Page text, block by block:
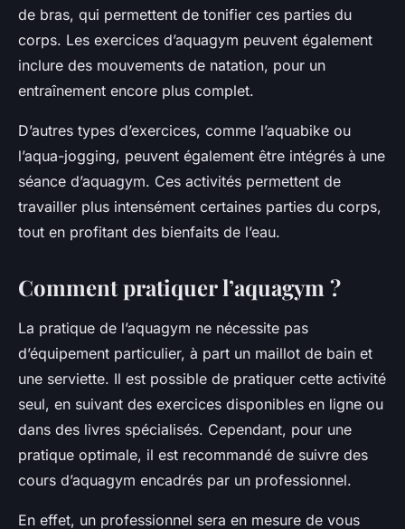
de bras, qui permettent de tonifier ces parties du
corps. Les exercices d’aquagym peuvent également
inclure des mouvements de natation, pour un
entraînement encore plus complet.
D’autres types d’exercices, comme l’aquabike ou
l’aqua-jogging, peuvent également être intégrés à une
séance d’aquagym. Ces activités permettent de
travailler plus intensément certaines parties du corps,
tout en profitant des bienfaits de l’eau.
Comment pratiquer l’aquagym ?
La pratique de l’aquagym ne nécessite pas
d’équipement particulier, à part un maillot de bain et
une serviette. Il est possible de pratiquer cette activité
seul, en suivant des exercices disponibles en ligne ou
dans des livres spécialisés. Cependant, pour une
pratique optimale, il est recommandé de suivre des
cours d’aquagym encadrés par un professionnel.
En effet, un professionnel sera en mesure de vous